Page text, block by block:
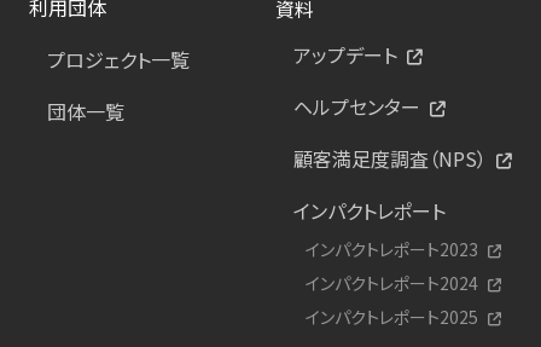
利用団体
プロジェクト一覧
団体一覧
資料
アップデート
ヘルプセンター
顧客満足度調査（NPS）
インパクトレポート
インパクトレポート2023
インパクトレポート2024
インパクトレポート2025